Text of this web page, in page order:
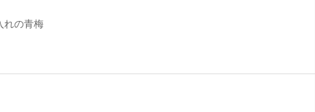
れの青梅